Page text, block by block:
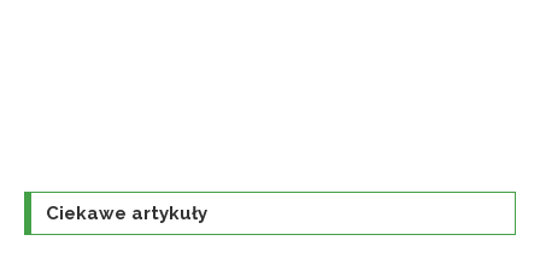
Ciekawe artykuły